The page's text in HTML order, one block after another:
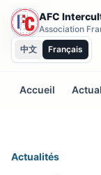
AFC
Association
中文
Français
Accueil
Actualités